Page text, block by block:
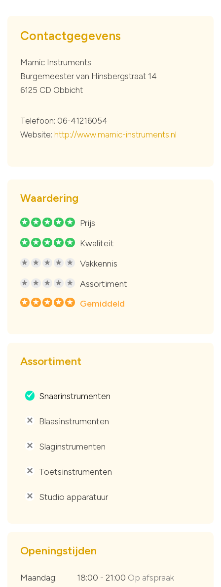
Contactgegevens
Marnic Instruments
Burgemeester van Hinsbergstraat 14
6125 CD Obbicht
Telefoon: 06-41216054
Website: http://www.marnic-instruments.nl
Waardering
R R R R R Prijs
R R R R R Kwaliteit
R R R R R Vakkennis
R R R R R Assortiment
R R R R R Gemiddeld
Assortiment
. Snaarinstrumenten
' Blaasinstrumenten
' Slaginstrumenten
' Toetsinstrumenten
' Studio apparatuur
Openingstijden
Maandag: 18:00 - 21:00 Op afspraak